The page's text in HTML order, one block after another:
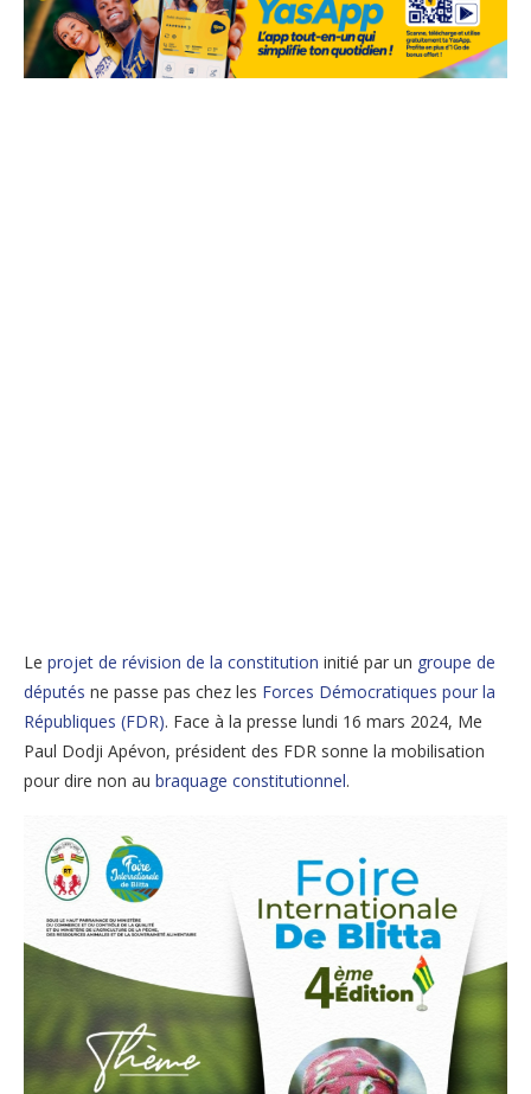
Le projet de révision de la constitution initié par un groupe de
députés ne passe pas chez les Forces Démocratiques pour la
Républiques (FDR). Face à la presse lundi 16 mars 2024, Me
Paul Dodji Apévon, président des FDR sonne la mobilisation
pour dire non au braquage constitutionnel.